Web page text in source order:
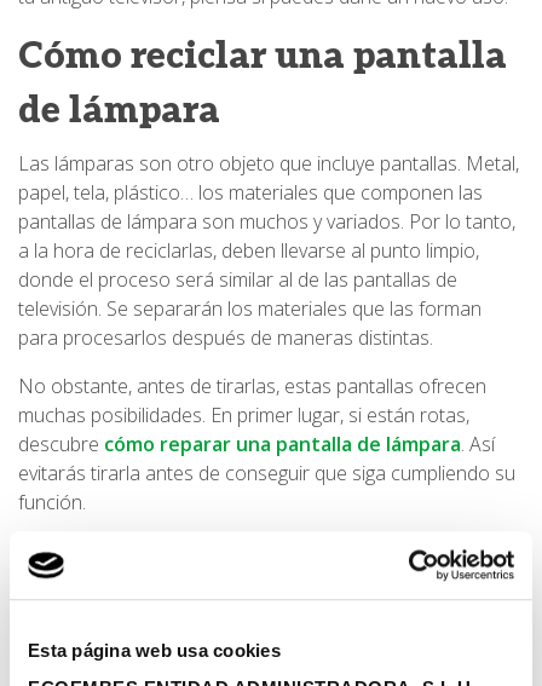
Esta página web usa cookies
Cómo reciclar una pantalla
de lámpara
Las lámparas son otro objeto que incluye pantallas. Metal,
papel, tela, plástico… los materiales que componen las
pantallas de lámpara son muchos y variados. Por lo tanto,
a la hora de reciclarlas, deben llevarse al punto limpio,
donde el proceso será similar al de las pantallas de
televisión. Se separarán los materiales que las forman
para procesarlos después de maneras distintas.
No obstante, antes de tirarlas, estas pantallas ofrecen
muchas posibilidades. En primer lugar, si están rotas,
descubre cómo reparar una pantalla de lámpara. Así
evitarás tirarla antes de conseguir que siga cumpliendo su
función.
Por otro lado, existen numerosas posibilidades para
personalizar pantallas
, con técnicas como pintura,
decoupage o cualquier otra que sirva para adornar este
elemento. Aunque cada lámpara emplea mecanismos
diferentes para adaptar las pantallas a su estructura,